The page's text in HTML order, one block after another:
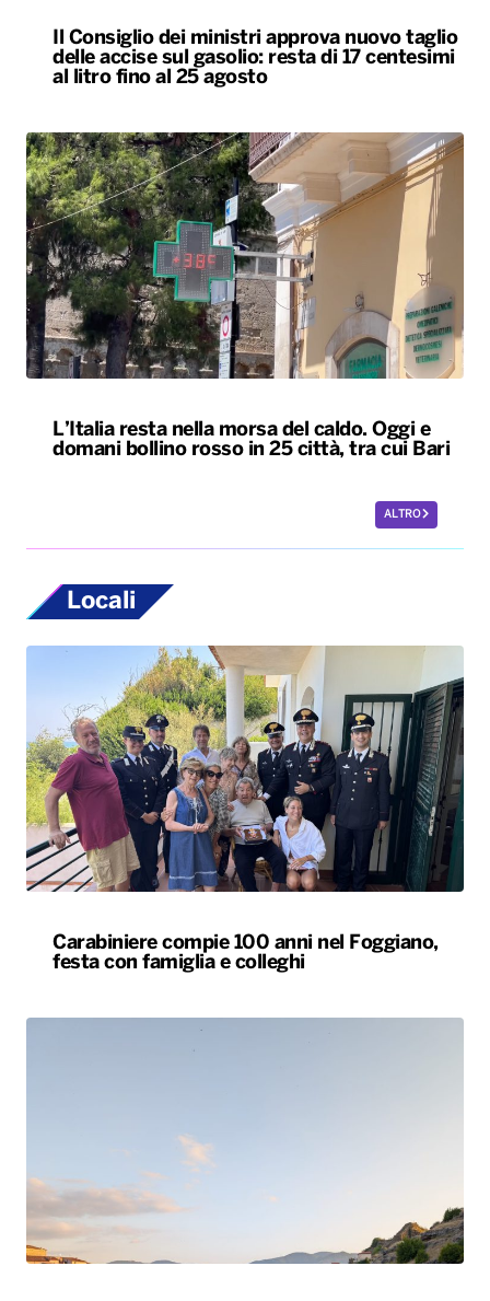
Il Consiglio dei ministri approva nuovo taglio
delle accise sul gasolio: resta di 17 centesimi
al litro fino al 25 agosto
L’Italia resta nella morsa del caldo. Oggi e
domani bollino rosso in 25 città, tra cui Bari
ALTRO
Locali
Carabiniere compie 100 anni nel Foggiano,
festa con famiglia e colleghi